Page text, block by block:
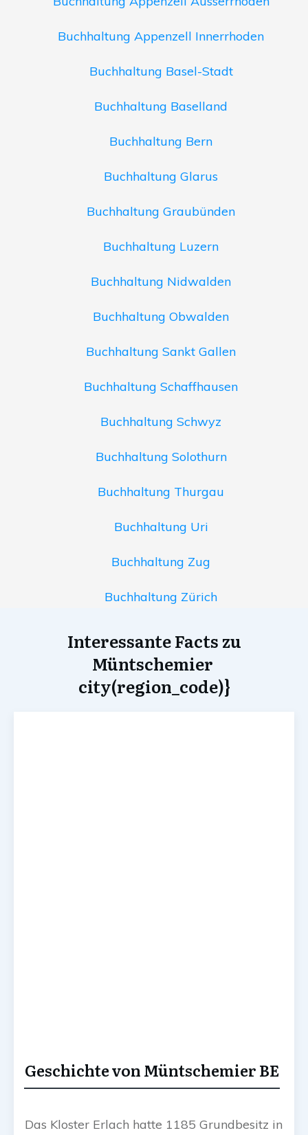
Buchhaltung Appenzell Innerrhoden
Buchhaltung Basel-Stadt
Buchhaltung Baselland
Buchhaltung Bern
Buchhaltung Glarus
Buchhaltung Graubünden
Buchhaltung Luzern
Buchhaltung Nidwalden
Buchhaltung Obwalden
Buchhaltung Sankt Gallen
Buchhaltung Schaffhausen
Buchhaltung Schwyz
Buchhaltung Solothurn
Buchhaltung Thurgau
Buchhaltung Uri
Buchhaltung Zug
Buchhaltung Zürich
Interessante Facts zu
Müntschemier
city(region_code)}
Geschichte von Müntschemier BE
Das Kloster Erlach hatte 1185 Grundbesitz in